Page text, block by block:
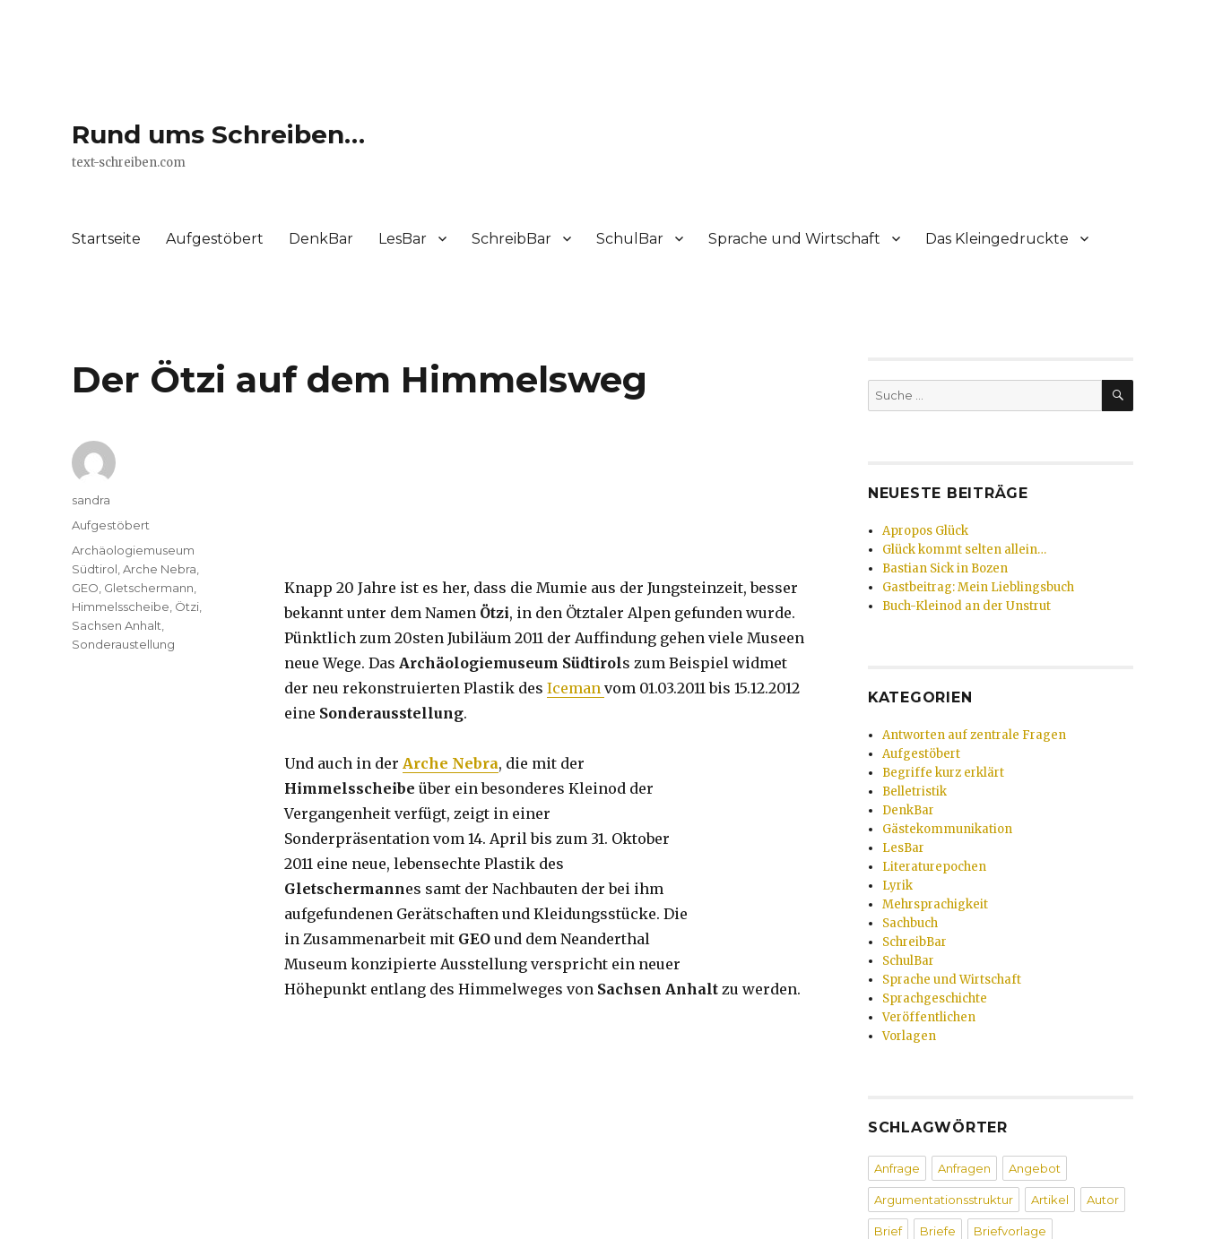
Rund ums Schreiben…
text-schreiben.com
Startseite Aufgestöbert DenkBar LesBar SchreibBar SchulBar Sprache und Wirtschaft Das Kleingedruckte
Der Ötzi auf dem Himmelsweg
Knapp 20 Jahre ist es her, dass die Mumie aus der Jungsteinzeit, besser
bekannt unter dem Namen Ötzi, in den Ötztaler Alpen gefunden wurde.
Pünktlich zum 20sten Jubiläum 2011 der Auffindung gehen viele Museen
neue Wege. Das Archäologiemuseum Südtirols zum Beispiel widmet
der neu rekonstruierten Plastik des Iceman vom 01.03.2011 bis 15.12.2012
eine Sonderausstellung.
Und auch in der Arche Nebra, die mit der
Himmelsscheibe über ein besonderes Kleinod der
Vergangenheit verfügt, zeigt in einer
Sonderpräsentation vom 14. April bis zum 31. Oktober
2011 eine neue, lebensechte Plastik des
Gletschermannes samt der Nachbauten der bei ihm
aufgefundenen Gerätschaften und Kleidungsstücke. Die
in Zusammenarbeit mit GEO und dem Neanderthal
Museum konzipierte Ausstellung verspricht ein neuer
Höhepunkt entlang des Himmelweges von Sachsen Anhaltzu werden.
Autor
sandra
Kategorien
Aufgestöbert
Tags
Archäologiemuseum
Südtirol ,Arche Nebra
GEO Gletschermann
Himmelsscheibe Ötzi
Sachsen Anhalt
Sonderaustellung
Suche
nach:
SUCHE
NEUESTE BEITRÄGE
Apropos Glück
Glück kommt selten allein…
Bastian Sick in Bozen
Gastbeitrag: Mein Lieblingsbuch
Buch-Kleinod an der Unstrut
KATEGORIEN
Antworten auf zentrale Fragen
Aufgestöbert
Begriffe kurz erklärt
Belletristik
DenkBar
Gästekommunikation
LesBar
Literaturepochen
Lyrik
Mehrsprachigkeit
Sachbuch
SchreibBar
SchulBar
Sprache und Wirtschaft
Sprachgeschichte
Veröffentlichen
Vorlagen
SCHLAGWÖRTER
Anfrage Anfragen Angebot
Argumentationsstruktur Artikel Autor
Brief Briefe Briefvorlage